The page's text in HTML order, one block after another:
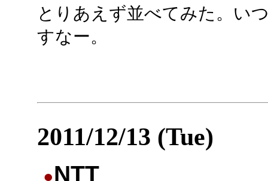
とりあえず並べてみた。い
すなー。
2011/12/13 (Tue)
●NTT